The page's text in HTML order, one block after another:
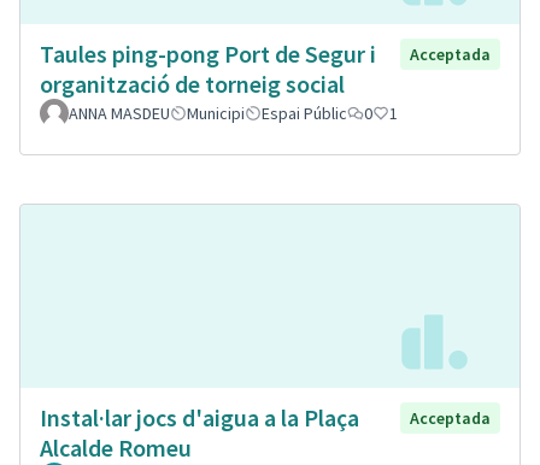
Taules ping-pong Port de Segur i
organització de torneig social
Acceptada
ANNA MASDEU Municipi Espai Públic 0 1
Instal·lar jocs d'aigua a la Plaça
Alcalde Romeu
Acceptada